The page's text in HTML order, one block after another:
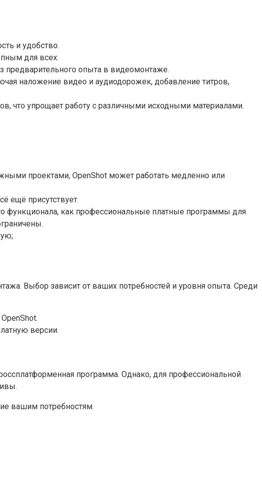
и удобство.
для всех.
предварительного опыта в видеомонтаже.
наложение видео и аудиодорожек, добавление титров,
что упрощает работу с различными исходными материалами.
проектами, OpenShot может работать медленно или
ещё присутствует.
функционала, как профессиональные платные программы для
Выбор зависит от ваших потребностей и уровня опыта. Среди
версии.
программа. Однако, для профессиональной
вашим потребностям.